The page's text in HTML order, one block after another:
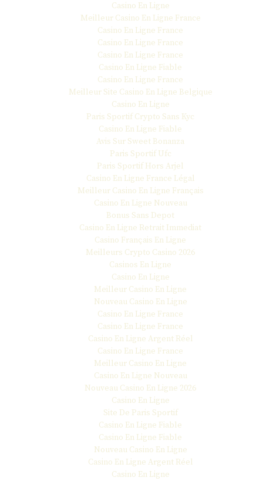
Casino En Ligne
Meilleur Casino En Ligne France
Casino En Ligne France
Casino En Ligne France
Casino En Ligne France
Casino En Ligne Fiable
Casino En Ligne France
Meilleur Site Casino En Ligne Belgique
Casino En Ligne
Paris Sportif Crypto Sans Kyc
Casino En Ligne Fiable
Avis Sur Sweet Bonanza
Paris Sportif Ufc
Paris Sportif Hors Arjel
Casino En Ligne France Légal
Meilleur Casino En Ligne Français
Casino En Ligne Nouveau
Bonus Sans Depot
Casino En Ligne Retrait Immediat
Casino Français En Ligne
Meilleurs Crypto Casino 2026
Casinos En Ligne
Casino En Ligne
Meilleur Casino En Ligne
Nouveau Casino En Ligne
Casino En Ligne France
Casino En Ligne France
Casino En Ligne Argent Réel
Casino En Ligne France
Meilleur Casino En Ligne
Casino En Ligne Nouveau
Nouveau Casino En Ligne 2026
Casino En Ligne
Site De Paris Sportif
Casino En Ligne Fiable
Casino En Ligne Fiable
Nouveau Casino En Ligne
Casino En Ligne Argent Réel
Casino En Ligne